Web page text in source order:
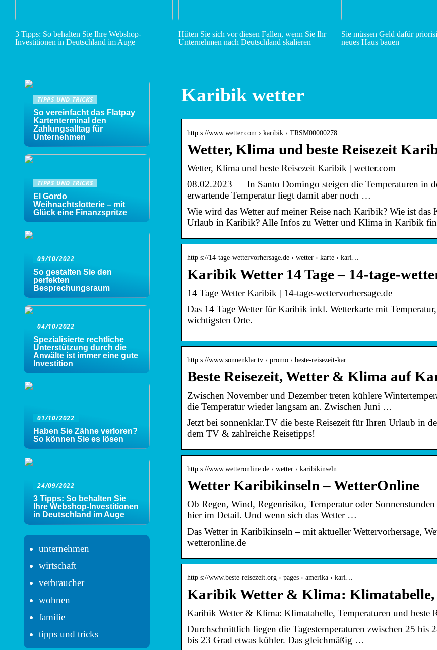
3 Tipps: So behalten Sie Ihre Webshop-
Investitionen in Deutschland im Auge
Hüten Sie sich vor diesen Fallen, wenn Sie Ihr
Unternehmen nach Deutschland skalieren
Sie müssen Geld dafür
neues Haus bauen
Karibik wetter
http s://www.wetter.com › karibik › TRSM00000278
Wetter, Klima und beste Reisezeit
Wetter, Klima und beste Reisezeit Karibik | wetter.com
08.02.2023 — In Santo Domingo steigen die Temperaturen in
erwartende Temperatur liegt damit aber noch …
Wie wird das Wetter auf meiner Reise nach Karibik? Wie ist
Urlaub in Karibik? Alle Infos zu Wetter und Klima in Karibik
http s://14-tage-wettervorhersage.de › wetter › karte › kari…
Karibik Wetter 14 Tage – 14-tage-
14 Tage Wetter Karibik | 14-tage-wettervorhersage.de
Das 14 Tage Wetter für Karibik inkl. Wetterkarte mit
wichtigsten Orte.
http s://www.sonnenklar.tv › promo › beste-reisezeit-kar…
Beste Reisezeit, Wetter & Klima auf
Zwischen November und Dezember treten kühlere
die Temperatur wieder langsam an. Zwischen Juni …
Jetzt bei sonnenklar.TV die beste Reisezeit für Ihren Urlaub in
dem TV & zahlreiche Reisetipps!
http s://www.wetteronline.de › wetter › karibikinseln
Wetter Karibikinseln – WetterOnline
Ob Regen, Wind, Regenrisiko, Temperatur oder
hier im Detail. Und wenn sich das Wetter …
Das Wetter in Karibikinseln – mit aktueller Wettervorhersage,
wetteronline.de
http s://www.beste-reisezeit.org › pages › amerika › kari…
Karibik Wetter & Klima: Klimatabelle,
Karibik Wetter & Klima: Klimatabelle, Temperaturen und beste
Durchschnittlich liegen die Tagestemperaturen zwischen 25 bis
bis 23 Grad etwas kühler. Das gleichmäßig …
TIPPS UND TRICKS
So vereinfacht das Flatpay
Kartenterminal den
Zahlungsalltag für
Unternehmen
TIPPS UND TRICKS
El Gordo
Weihnachtslotterie – mit
Glück eine Finanzspritze
09/10/2022
So gestalten Sie den
perfekten
Besprechungsraum
04/10/2022
Spezialisierte rechtliche
Unterstützung durch die
Anwälte ist immer eine gute
Investition
01/10/2022
Haben Sie Zähne verloren?
So können Sie es lösen
24/09/2022
3 Tipps: So behalten Sie
Ihre Webshop-Investitionen
in Deutschland im Auge
unternehmen
wirtschaft
verbraucher
wohnen
familie
tipps und tricks